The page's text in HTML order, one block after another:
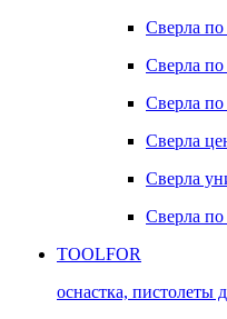
Сверла по
Сверла по
Сверла
Сверла
Сверла
Сверла по
TOOLFOR
оснастка, пистолеты